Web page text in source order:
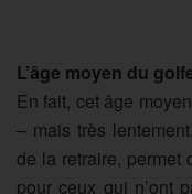
L’âge moyen du
En fait, cet âge
– mais très
de la retraire, permet
pour ceux qui n’ont